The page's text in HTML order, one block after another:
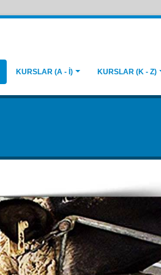
KURSLAR (A - İ) KURSLAR (K - Z)